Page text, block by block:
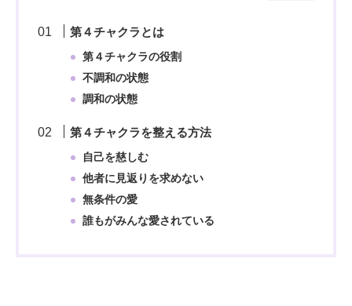
第４チャクラとは
第４チャクラの役割
不調和の状態
調和の状態
第４チャクラを整える方法
自己を慈しむ
他者に見返りを求めない
無条件の愛
誰もがみんな愛されている